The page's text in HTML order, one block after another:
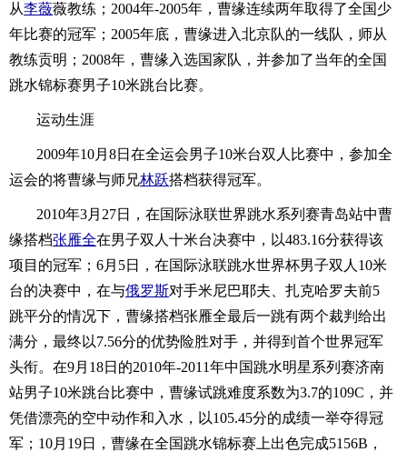
从李薇薇教练；2004年-2005年，曹缘连续两年取得了全国少
年比赛的冠军；2005年底，曹缘进入北京队的一线队，师从
教练贡明；2008年，曹缘入选国家队，并参加了当年的全国
跳水锦标赛男子10米跳台比赛。
运动生涯
2009年10月8日在全运会男子10米台双人比赛中，参加全
运会的将曹缘与师兄林跃搭档获得冠军。
2010年3月27日，在国际泳联世界跳水系列赛青岛站中曹
缘搭档张雁全在男子双人十米台决赛中，以483.16分获得该
项目的冠军；6月5日，在国际泳联跳水世界杯男子双人10米
台的决赛中，在与俄罗斯对手米尼巴耶夫、扎克哈罗夫前5
跳平分的情况下，曹缘搭档张雁全最后一跳有两个裁判给出
满分，最终以7.56分的优势险胜对手，并得到首个世界冠军
头衔。在9月18日的2010年-2011年中国跳水明星系列赛济南
站男子10米跳台比赛中，曹缘试跳难度系数为3.7的109C，并
凭借漂亮的空中动作和入水，以105.45分的成绩一举夺得冠
军；10月19日，曹缘在全国跳水锦标赛上出色完成5156B，